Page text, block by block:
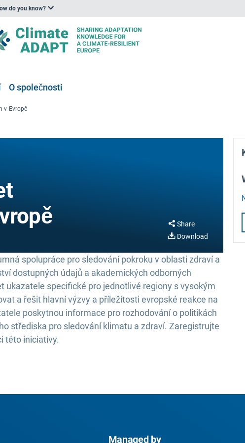
do you know?
O společnosti
v Evropě
Share
Download
spolupráce pro sledování pokroku v oblasti zdraví a
dostupných údajů a akademických odborných
ukazatele specifické pro jednotlivé regiony s vysokým
a řešit hlavní výzvy a příležitosti evropské reakce na
poskytnou informace pro rozhodování o politikách
střediska pro sledování klimatu a zdraví. Zaregistrujte
této iniciativy.
Managed by